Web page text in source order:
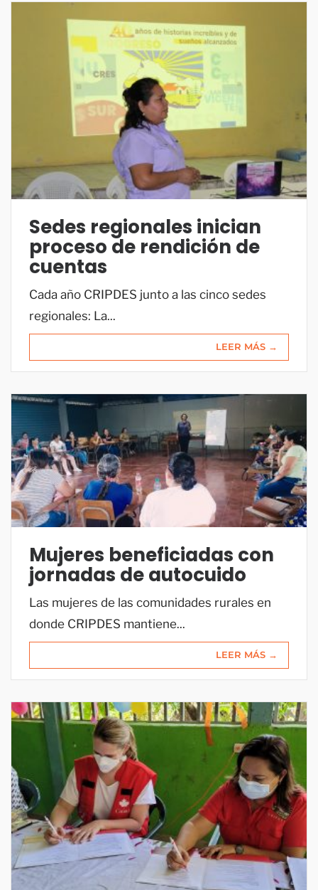
Sedes regionales inician
proceso de rendición de
cuentas
Cada año CRIPDES junto a las cinco sedes
regionales: La...
LEER MÁS →
Mujeres beneficiadas con
jornadas de autocuido
Las mujeres de las comunidades rurales en
donde CRIPDES mantiene...
LEER MÁS →